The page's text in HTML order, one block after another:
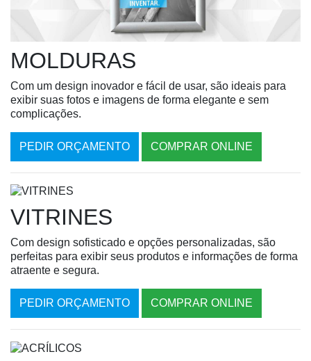
MOLDURAS
Com um design inovador e fácil de usar, são ideais para
exibir suas fotos e imagens de forma elegante e sem
complicações.
PEDIR ORÇAMENTO COMPRAR ONLINE
VITRINES
Com design sofisticado e opções personalizadas, são
perfeitas para exibir seus produtos e informações de forma
atraente e segura.
PEDIR ORÇAMENTO COMPRAR ONLINE